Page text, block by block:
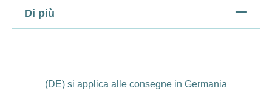
Di più
(DE) si applica alle consegne in Germania